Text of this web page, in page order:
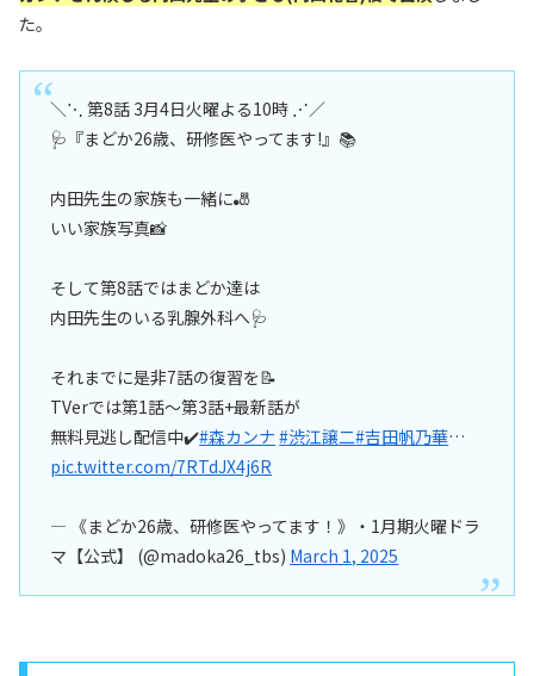
た。
＼⋱ 第8話 3月4日火曜よる10時 ⋰／
🩺『まどか26歳、研修医やってます!』📚
内田先生の家族も一緒に🎳
いい家族写真📸
そして第8話ではまどか達は
内田先生のいる乳腺外科へ🩺
それまでに是非7話の復習を📝
TVerでは第1話〜第3話+最新話が
無料見逃し配信中✔️#森カンナ #渋江譲二#吉田帆乃華…
pic.twitter.com/7RTdJX4j6R
— 《まどか26歳、研修医やってます！》︎・1月期火曜ドラ
マ【公式】 (@madoka26_tbs) March 1, 2025